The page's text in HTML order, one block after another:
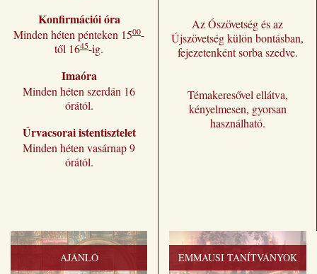
Konfirmációi óra
Minden héten pénteken 1500-
től 1645-ig.
Imaóra
Minden héten szerdán 16
órától.
Úrvacsorai istentisztelet
Minden héten vasárnap 9
órától.
Az Ószövetség és az
Újszövetség külön bontásban,
fejezetenként sorba szedve.
Témakeresővel ellátva,
kényelmesen, gyorsan
használható.
AJÁNLÓ EMMAUSI TANÍTVÁNYOK